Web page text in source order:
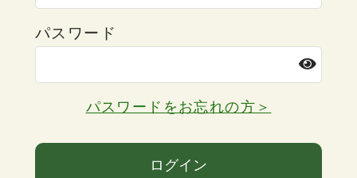
パスワード
パスワードをお忘れの方＞
ログイン